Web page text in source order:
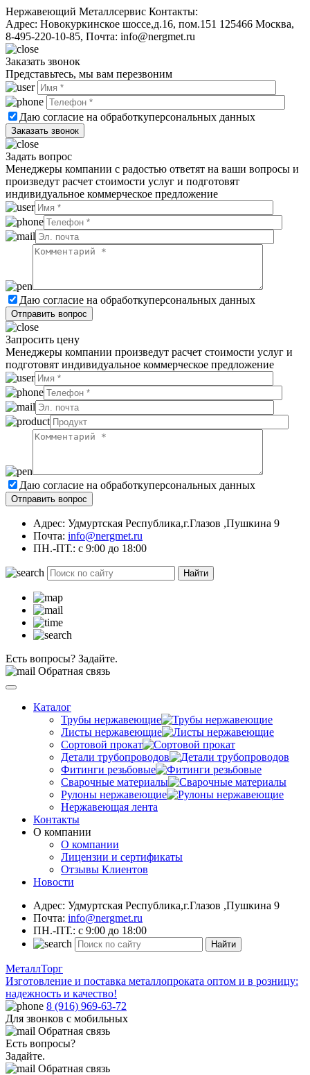
Нержавеющий Металлсервис Контакты:
Адрес: Новокуркинское шоссе,д.16, пом.151 125466 Москва,
8-495-220-10-85, Почта: info@nergmet.ru
Заказать звонок
Представьтесь, мы вам перезвоним
Даю согласие на обработкуперсональных данных
Задать вопрос
Менеджеры компании с радостью ответят на ваши вопросы и
произведут расчет стоимости услуг и подготовят
индивидуальное коммерческое предложение
Даю согласие на обработкуперсональных данных
Запросить цену
Менеджеры компании произведут расчет стоимости услуг и
подготовят индивидуальное коммерческое предложение
Даю согласие на обработкуперсональных данных
Адрес: Удмуртская Республика,г.Глазов ,Пушкина 9
Почта: info@nergmet.ru
ПН.-ПТ.: с 9:00 до 18:00
Найти
Есть вопросы? Задайте.
Обратная связь
Каталог
Трубы нержавеющие
Листы нержавеющие
Сортовой прокат
Детали трубопроводов
Фитинги резьбовые
Сварочные материалы
Рулоны нержавеющие
Нержавеющая лента
Контакты
О компании
О компании
Лицензии и сертификаты
Отзывы Клиентов
Новости
Адрес: Удмуртская Республика,г.Глазов ,Пушкина 9
Почта: info@nergmet.ru
ПН.-ПТ.: с 9:00 до 18:00
Найти
МеталлТорг
Изготовление и поставка металлопроката оптом и в розницу:
надежность и качество!
8 (916) 969-63-72
Для звонков с мобильных
Обратная связь
Есть вопросы?
Задайте.
Обратная связь